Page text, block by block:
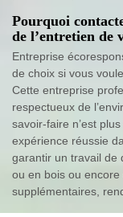
Pourquoi
de l’entretien de
Entreprise
de choix si vous
Cette entreprise
respectueux de
savoir-faire n’est
expérience réussie
garantir un travail de
ou en bois ou
supplémentaires,